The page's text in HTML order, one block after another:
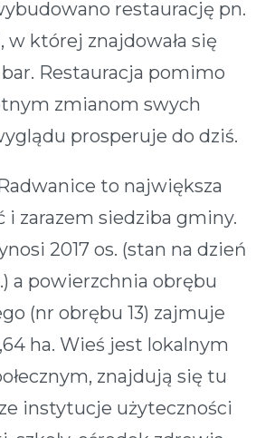
restaurację pn.
w której znajdowała się
Restauracja pomimo
zmianom swych
prosperuje do dziś.
to największa
i zarazem siedziba gminy.
2017 os. (stan na dzień
a powierzchnia obrębu
(nr obrębu 13) zajmuje
ha. Wieś jest lokalnym
znajdują się tu
instytucje użyteczności